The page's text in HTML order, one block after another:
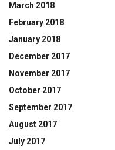
March 2018
February 2018
January 2018
December 2017
November 2017
October 2017
September 2017
August 2017
July 2017